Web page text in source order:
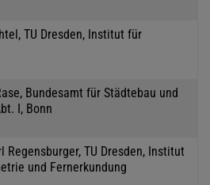
TU Dresden, Institut für
Bundesamt für Städtebau und
I, Bonn
Regensburger, TU Dresden, Institut
und Fernerkundung